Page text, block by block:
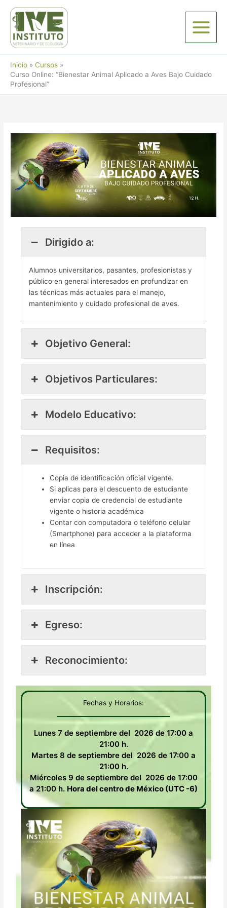
contenido
Inicio
Cursos
Curso Online: “Bienestar Animal Aplicado a Aves Bajo Cuidado
Profesional”
Dirigido a:
Alumnos universitarios, pasantes, profesionistas y
público en general interesados en profundizar en
las técnicas más actuales para el manejo,
mantenimiento y cuidado profesional de aves.
Objetivo General:
Objetivos Particulares:
Modelo Educativo:
Requisitos:
Copia de identificación oficial vigente.
Si aplicas para el descuento de estudiante
enviar copia de credencial de estudiante
vigente o historia académica
Contar con computadora o teléfono celular
(Smartphone) para acceder a la plataforma
en línea
Inscripción:
Egreso:
Reconocimiento:
Fechas y Horarios:
Lunes 7 de septiembre del 2026 de 17:00 a
21:00 h.
Martes 8 de septiembre del 2026 de 17:00 a
21:00 h.
Miércoles 9 de septiembre del 2026 de 17:00
a 21:00 h. Hora del centro de México (UTC -6)